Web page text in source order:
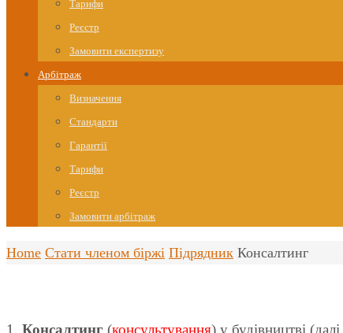
Тарифи
Реєстр
Замовити експертизу
Арбітраж
Визначення
Стандарти
Гарантії
Тарифи
Реєстр
Замовити арбітраж
Home Стати членом біржі Підрядник Консалтинг
1. Консалтинг (консультування) у будівництві (далі